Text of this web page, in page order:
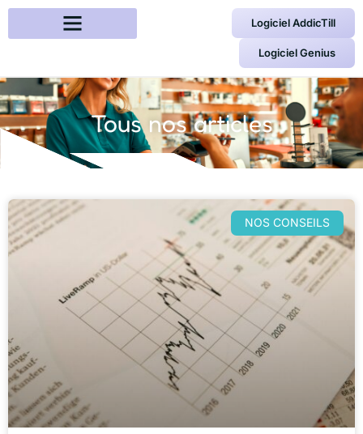
Logiciel AddicTill
Logiciel Genius
Tous nos articles
NOS CONSEILS